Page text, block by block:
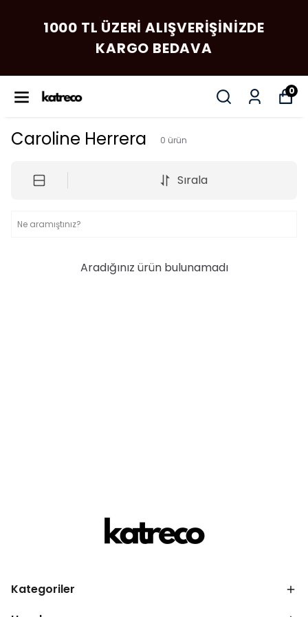
1000 TL ÜZERI ALIŞVERIŞINIZDE
KARGO BEDAVA
0
Caroline Herrera 0 ürün
Sırala
Aradığınız ürün bulunamadı
Kategoriler